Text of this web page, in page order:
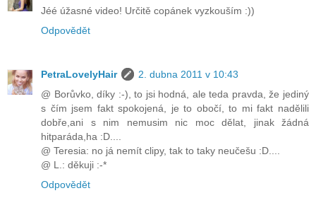
Jéé úžasné video! Určitě copánek vyzkouším :))
Odpovědět
PetraLovelyHair
2. dubna 2011 v 10:43
@ Borůvko, díky :-), to jsi hodná, ale teda pravda, že jediný
s čím jsem fakt spokojená, je to obočí, to mi fakt nadělili
dobře,ani s nim nemusim nic moc dělat, jinak žádná
hitparáda,ha :D....
@ Teresia: no já nemít clipy, tak to taky neučešu :D....
@ L.: děkuji :-*
Odpovědět